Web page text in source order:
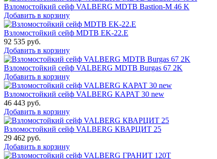
Взломостойкий сейф VALBERG MDTB Bastion-M 46 K
Добавить в корзину
Взломостойкий сейф MDTB EK-22.E
92 535 руб.
Добавить в корзину
Взломостойкий сейф VALBERG MDTB Burgas 67 2K
Добавить в корзину
Взломостойкий сейф VALBERG КАРАТ 30 new
46 443 руб.
Добавить в корзину
Взломостойкий сейф VALBERG КВАРЦИТ 25
29 462 руб.
Добавить в корзину